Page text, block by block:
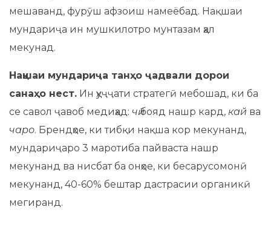
мешаванд, фурӯш афзоиш намеёбад. Нақшаи
мундариҷа ин мушкилотро мунтазам ҳал
мекунад.
Нақшаи мундариҷа танҳо ҷадвали дорои
санаҳо нест. Ин ҳуҷҷати стратегӣ мебошад, ки ба
се савол ҷавоб медиҳад: чӣбояд нашр кард, кай ва
чаро. Брендҳое, ки тибқи нақша кор мекунанд,
мундариҷаро 3 маротиба пайваста нашр
мекунанд ва нисбат ба онҳое, ки бесарусомонӣ
мекунанд, 40-60% бештар дастрасии органикӣ
мегиранд.